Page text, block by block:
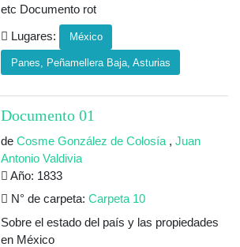
etc Documento rot
Lugares:
México
Panes, Peñamellera Baja, Asturias
Documento 01
deCosme González de Colosía ,Juan
Antonio Valdivia
Año: 1833
N° de carpeta:Carpeta 10
Sobre el estado del país y las propiedades
en México